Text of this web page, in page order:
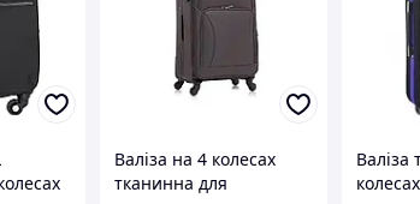
Валіза на 4 колесах
тканинна для
Валіза